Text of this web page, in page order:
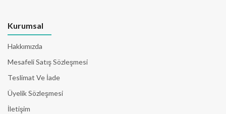
Kurumsal
Hakkımızda
Mesafeli Satış Sözleşmesi
Teslimat Ve İade
Üyelik Sözleşmesi
İletişim